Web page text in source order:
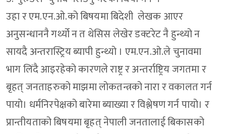
उहा र एम.एन.ओ.को बिषयमा बिदेशी लेखक आएर
अनुसन्धाननै गर्थ्यो न त थेसिस लेखेर डक्टरेट नै हुन्थ्यो न
सायदै अन्तरास्ट्रिय ब्यापी हुन्थ्यो । एम.एन.ओ.ले चुनावमा
भाग लिंदै आइरहेको कारणले राष्ट्र र अन्तर्राष्ट्रिय जगतमा र
बृहत् जनताहरुको माझमा लोकतन्त्रको नारा र वकालत गर्न
पायो। धर्मनिरपेक्षको बारेमा ब्याख्या र विश्लेषण गर्न पायो। र
प्रान्तीयताको बिषयमा बृहत् नेपाली जनतालाई बिकासको